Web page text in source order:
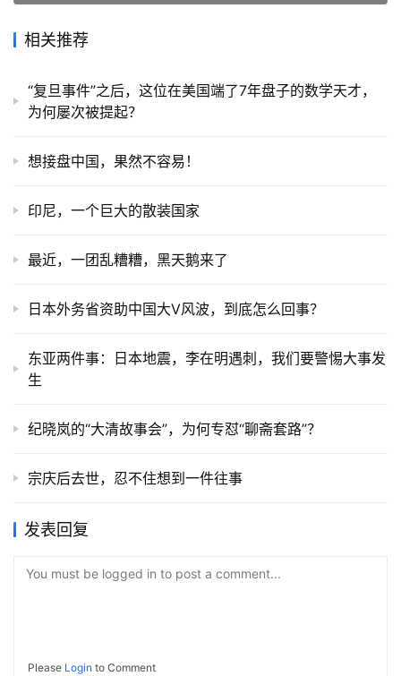
相关推荐
“复旦事件”之后，这位在美国端了7年盘子的数学天才，
为何屡次被提起？
想接盘中国，果然不容易！
印尼，一个巨大的散装国家
最近，一团乱糟糟，黑天鹅来了
日本外务省资助中国大V风波，到底怎么回事？
东亚两件事：日本地震，李在明遇刺，我们要警惕大事发
生
纪晓岚的“大清故事会”，为何专怼“聊斋套路”？
宗庆后去世，忍不住想到一件往事
发表回复
You must be logged in to post a comment...
Please Login to Comment